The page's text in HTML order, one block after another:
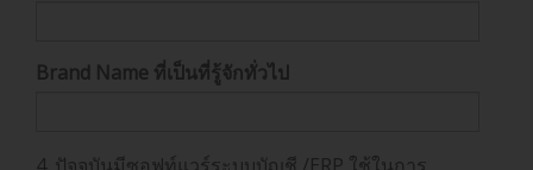
Brand Name ที่เป็นที่รู้จักทั่วไป